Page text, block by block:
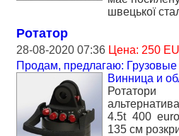
швецької
Ротатор
28-08-2020 07:36 Цена: 250
Продам, предлагаю:
Винница и
4.5t 400
135 см